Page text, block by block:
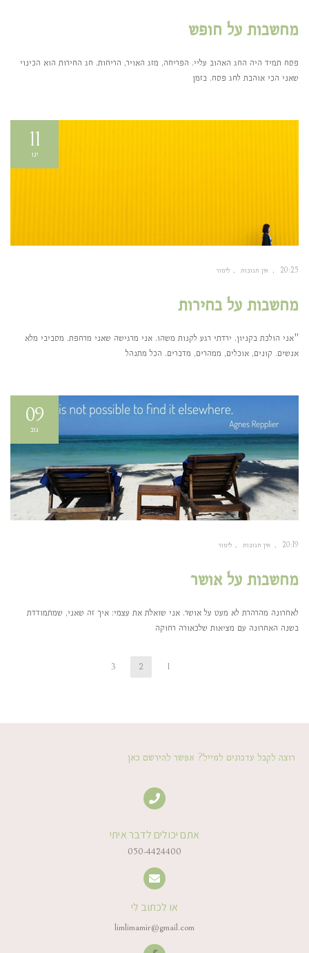
מחשבות על חופש
פסח תמיד היה החג האהוב עליי. הפריחה, מזג האויר, הריחות. חג החירות הוא הכינוי
שאני הכי אוהבת לחג פסח. בזמן
11
ינו
20:25 אין תגובות לימור
מחשבות על בחירות
"אני הולכת בקניון. ירדתי רגע לקנות משהו. אני מרגישה שאני מרחפת. מסביבי מלא
אנשים. קונים, אוכלים, ממהרים, מדברים. הכל מתנהל
09
נוב
20:19 אין תגובות לימור
מחשבות על אושר
לאחרונה מהרהרת לא מעט על אושר. אני שואלת את עצמי: איך זה שאני, שמתמודדת
בשנה האחרונה עם מציאות שלכאורה רחוקה
1
2
3
רוצה לקבל עדכונים למייל? אפשר להירשם כאן
אתם יכולים לדבר איתי
050-4424400
או לכתוב לי
limlimamir@gmail.com